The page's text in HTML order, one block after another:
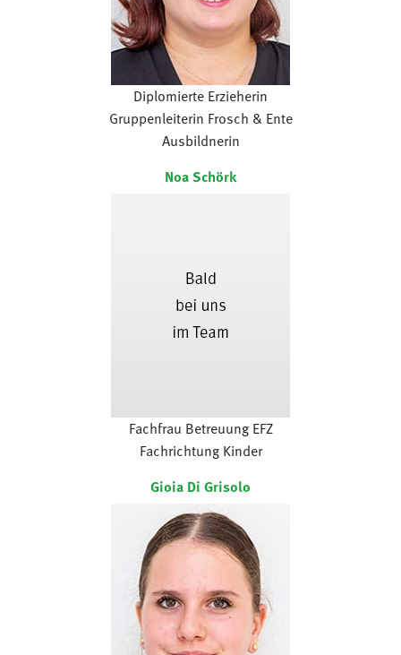
Diplomierte Erzieherin
Gruppenleiterin Frosch & Ente
Ausbildnerin
Noa Schörk
Fachfrau Betreuung EFZ
Fachrichtung Kinder
Gioia Di Grisolo